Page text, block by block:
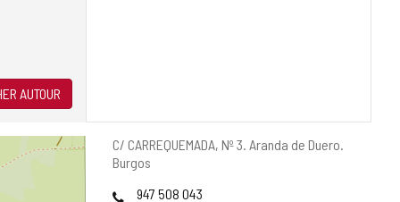
Adresse
postale
C/ CARREQUEMADA, Nº 3. Aranda de Duero.
Burgos
Téléphones
947 508 043
AUTOUR